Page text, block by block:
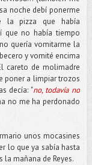
noche debí ponerme
la pizza que había
que no había tiempo
quería vomitarme la
y vomité encima
careto de molimadre
poner a limpiar trozos
decía: "no, todavía no
no me ha perdonado
unos mocasines
lo que ya sabía hasta
mañana de Reyes.